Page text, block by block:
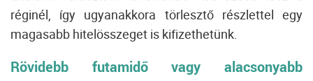
réginél, így ugyanakkora törlesztő részlettel egy
magasabb hitelösszeget is kifizethetünk.
Rövidebb futamidő vagy alacsonyabb